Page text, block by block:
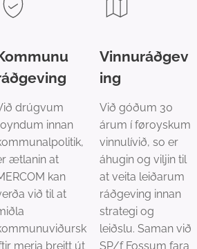
drúgvum
innan
ætlanin at
kan
við til at
meria breitt út
Vinnuráðgev
ing
Við góðum 30
árum í føroyskum
vinnulívið, so er
áhugin og viljin til
at veita leiðarum
ráðgeving innan
strategi og
leiðslu. Saman við
SP/f Fossum fara